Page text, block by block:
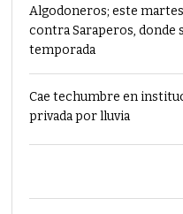
Algodoneros; este
contra Saraperos, donde
temporada
Cae techumbre en
privada por lluvia